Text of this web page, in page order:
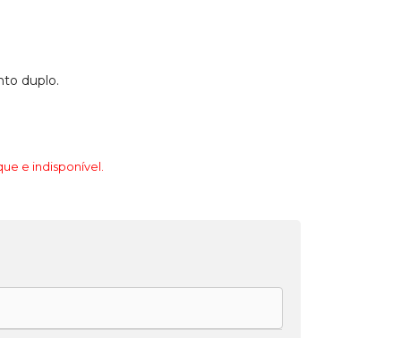
duplo.
e indisponível.